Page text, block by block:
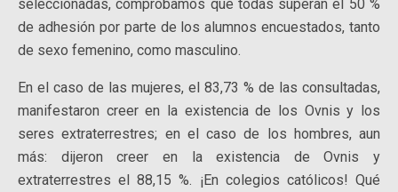
seleccionadas, comprobamos que todas superan el 50 %
de adhesión por parte de los alumnos encuestados, tanto
de sexo femenino, como masculino.
En el caso de las mujeres, el 83,73 % de las consultadas,
manifestaron creer en la existencia de los Ovnis y los
seres extraterrestres; en el caso de los hombres, aun
más: dijeron creer en la existencia de Ovnis y
extraterrestres el 88,15 %. ¡En colegios católicos! Qué